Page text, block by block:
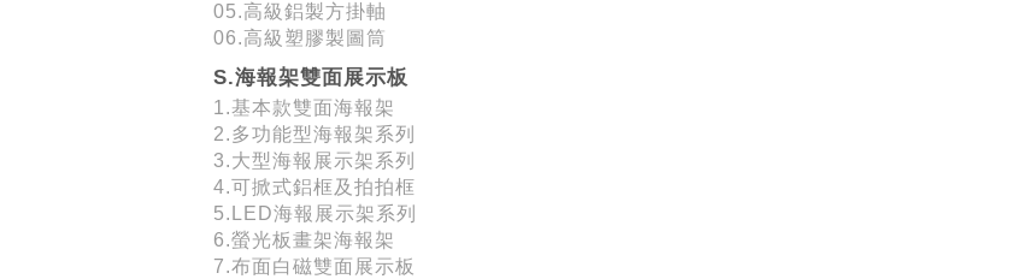
05.高級鋁製方掛軸
06.高級塑膠製圖筒
S.海報架雙面展示板
1.基本款雙面海報架
2.多功能型海報架系列
3.大型海報展示架系列
4.可掀式鋁框及拍拍框
5.LED海報展示架系列
6.螢光板畫架海報架
7.布面白磁雙面展示板